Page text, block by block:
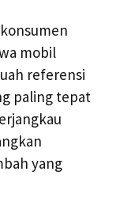
mobil
referensi
paling tepat
yang